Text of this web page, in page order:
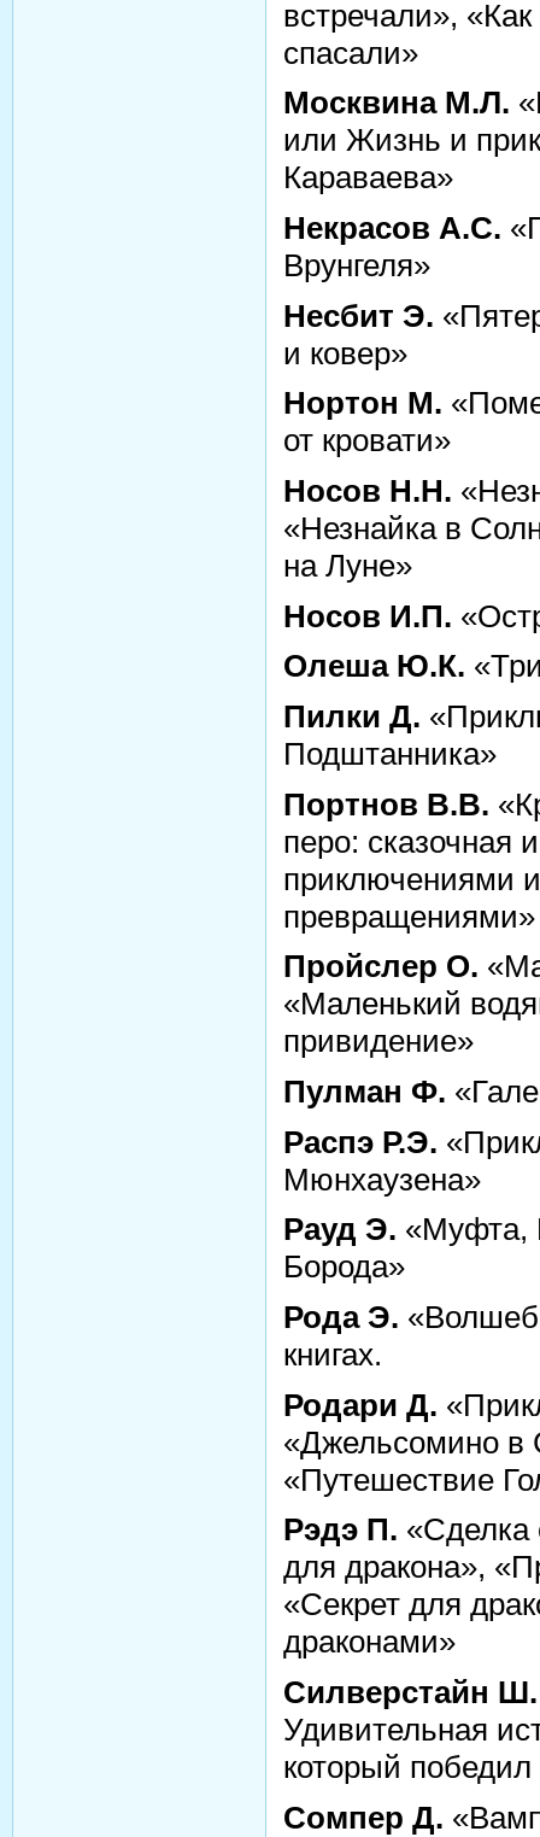
встречали»,
спасали»
Москвина М.Л.
или Жизнь и
Караваева»
Некрасов А.С.
Врунгеля»
Несбит Э.
и ковер»
Нортон М.
от кровати»
Носов Н.Н.
«Незнайка в
на Луне»
Носов И.П.
Олеша Ю.К.
Пилки Д.
Подштанника»
Портнов В.В.
перо: сказочная
приключениями
превращениями»
Пройслер О.
«Маленький
привидение»
Пулман Ф.
Распэ Р.Э.
Мюнхаузена»
Рауд Э. «Муфта,
Борода»
Рода Э.
книгах.
Родари Д.
«Джельсомино в
«Путешествие
Рэдэ П. «Сделка
для дракона»,
«Секрет для
драконами»
Силверстайн Ш.
Удивительная
который победил
Сомпер Д.